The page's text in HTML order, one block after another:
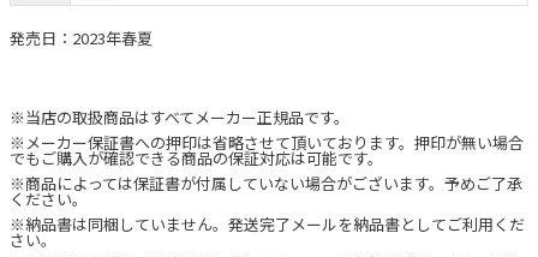
発売日：2023年春夏
※当店の取扱商品はすべてメーカー正規品です。
※メーカー保証書への押印は省略させて頂いております。押印が無い場合
でもご購入が確認できる商品の保証対応は可能です。
※商品によっては保証書が付属していない場合がございます。予めご了承
ください。
※納品書は同梱していません。発送完了メールを納品書としてご利用くだ
さい。